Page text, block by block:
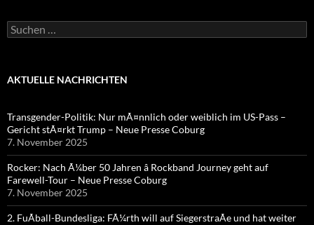
Suchen
nach:
AKTUELLE NACHRICHTEN
Transgender-Politik: Nur mÃ¤nnlich oder weiblich im US-Pass –
Gericht stÃ¤rkt Trump – Neue Presse Coburg
7. November 2025
Rocker: Nach Ã¼ber 50 Jahren â Rockband Journey geht auf
Farewell-Tour – Neue Presse Coburg
7. November 2025
2. FuÃball-Bundesliga: FÃ¼rth will auf SiegerstraÃe und hat weiter